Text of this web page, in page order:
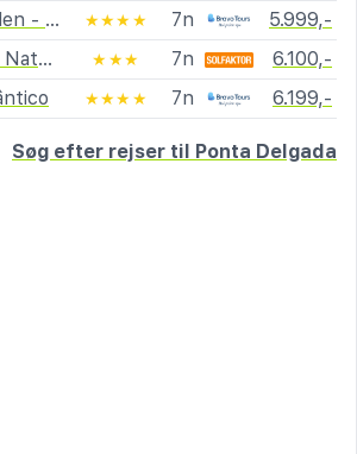
Azoris Royal Garden - Leisure & Conference Hotel
★★★★ 7n
5.999,-
Canadiano Urban Nature Hotel
★★★ 7n
6.100,-
★★★★ 7n 6.199,-
Søg efter rejser til Ponta Delgada